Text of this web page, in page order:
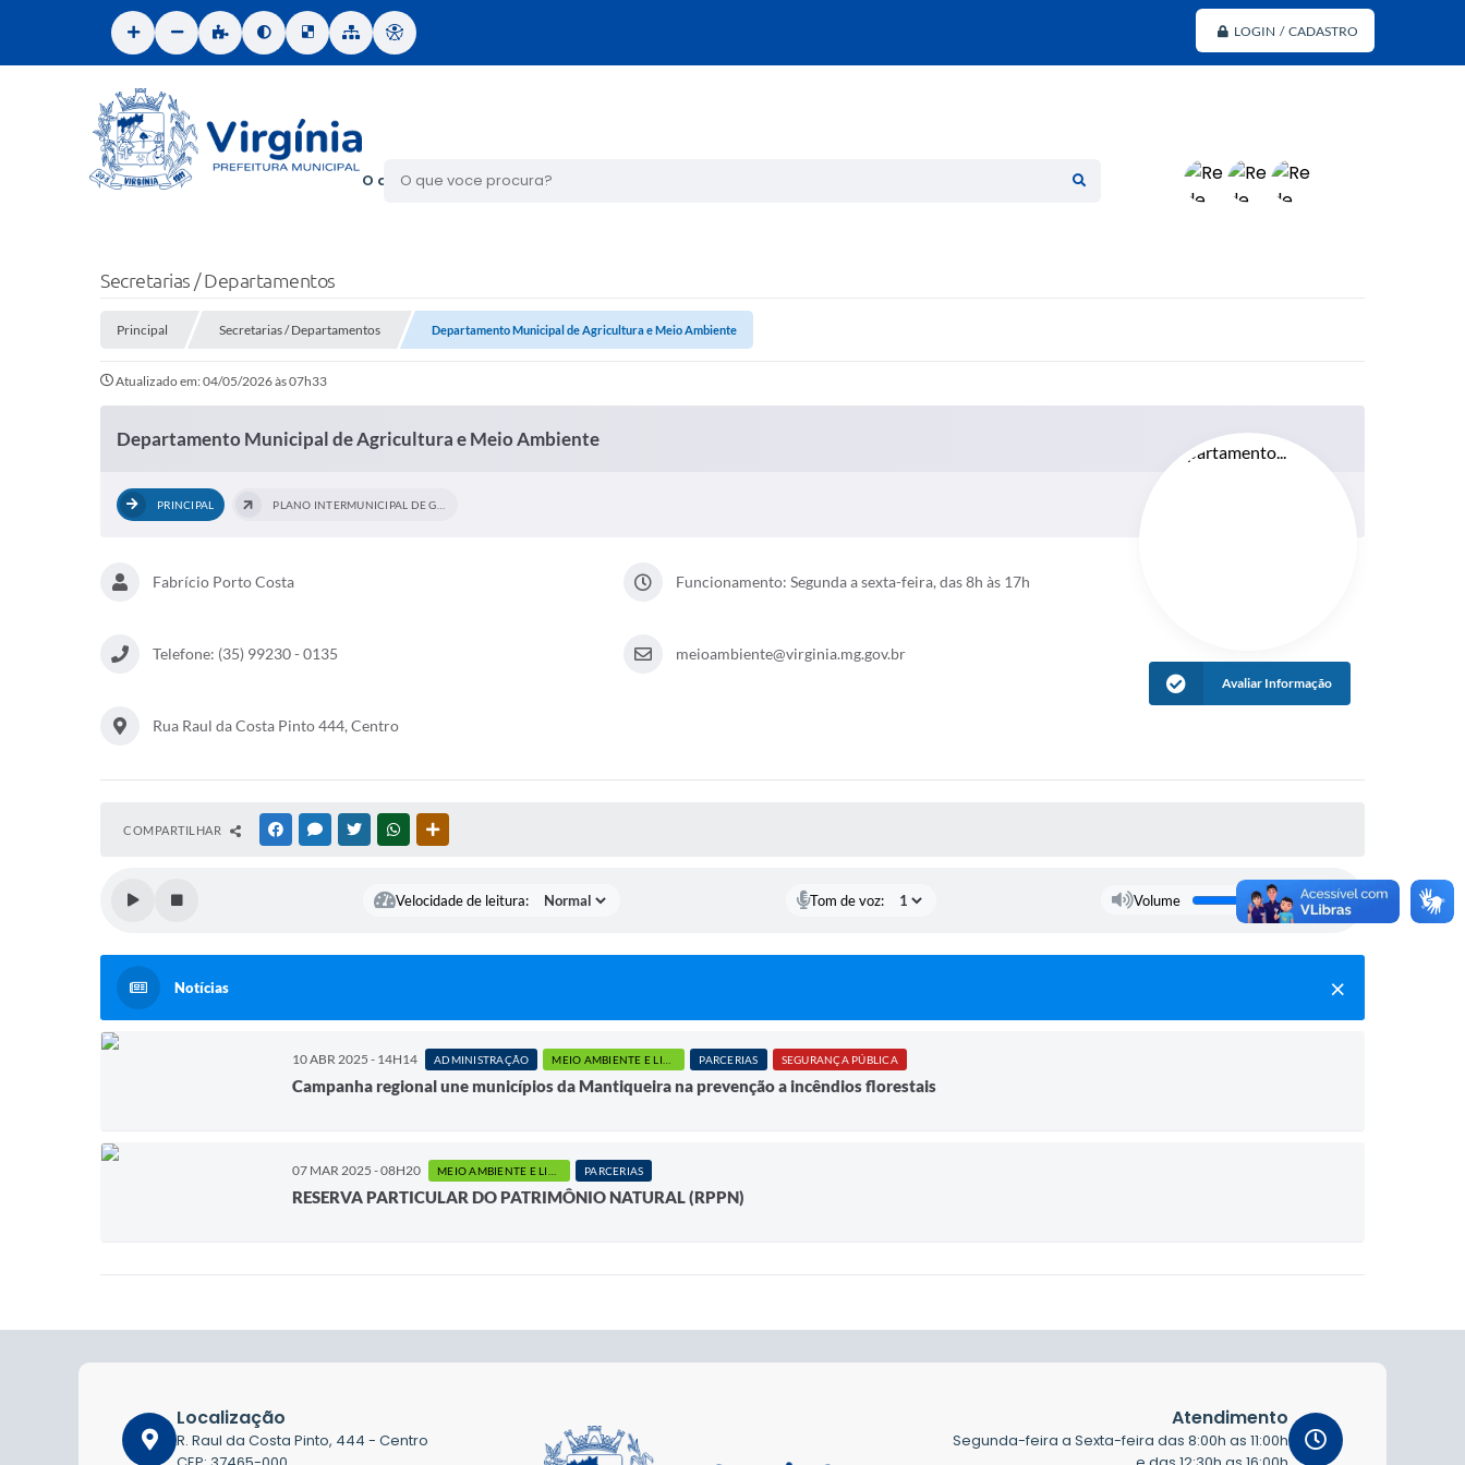
LOGIN / CADASTRO
O que voce procura?
Secretarias / Departamentos
Principal Secretarias / Departamentos Departamento Municipal de Agricultura e Meio Ambiente
Atualizado em: 04/05/2026 às 07h33
Departamento Municipal de Agricultura e Meio Ambiente
PRINCIPAL
Fabrício Porto Costa Funcionamento: Segunda a sexta-feira, das 8h às 17h
Telefone: (35) 99230 - 0135 meioambiente@virginia.mg.gov.br
Rua Raul da Costa Pinto 444, Centro
Avaliar Informação
COMPARTILHAR FACEBOOKMESSENGER
TWITTERWHATSAPP
Velocidade de leitura: Tom de voz: Volume
Notícias
10 ABR 2025 - 14H14 ADMINISTRAÇÃO PARCERIAS SEGURANÇA PÚBLICA
Campanha regional une municípios da Mantiqueira na prevenção a incêndios florestais
07 MAR 2025 - 08H20 PARCERIAS
RESERVA PARTICULAR DO PATRIMÔNIO NATURAL (RPPN)
Localização
R. Raul da Costa Pinto, 444 - Centro
Atendimento
Segunda-feira a Sexta-feira das 8:00h as 11:00h